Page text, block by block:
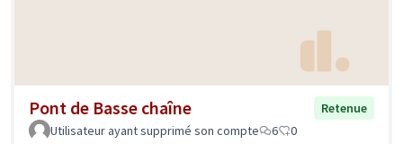
Pont de Basse chaîne
Retenue
Utilisateur ayant supprimé son compte
6 0